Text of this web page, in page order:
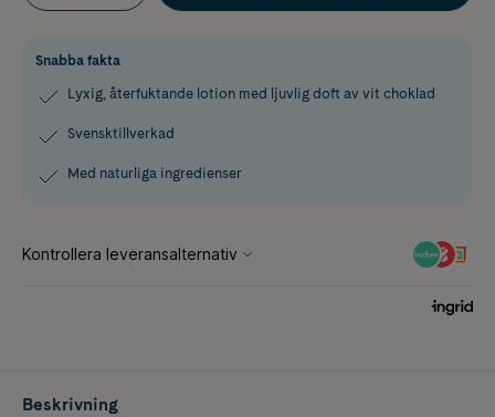
Snabba fakta
Lyxig, återfuktande lotion med ljuvlig doft av vit choklad
Svensktillverkad
Med naturliga ingredienser
Beskrivning